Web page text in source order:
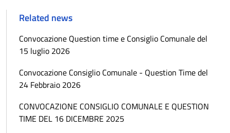
Related news
Convocazione Question time e Consiglio Comunale del
15 luglio 2026
Convocazione Consiglio Comunale - Question Time del
24 Febbraio 2026
CONVOCAZIONE CONSIGLIO COMUNALE E QUESTION
TIME DEL 16 DICEMBRE 2025